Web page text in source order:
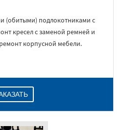
(обитыми) подлокотниками с
кресел с заменой ремней и
корпусной мебели.